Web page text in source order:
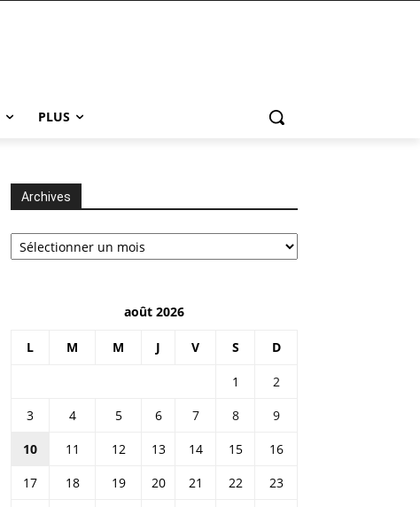
PLUS
Archives
Archives
août 2026
L M M J V S D
1
2
3
4 5 6 7 8
9
10
11 12 13 14 15
16
17
18 19 20 21 22
23